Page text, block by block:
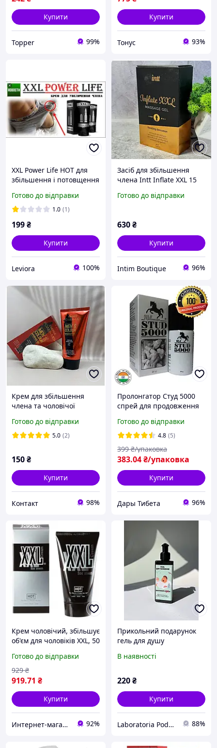
Купити
Topper 99%
Купити
Тонус 93%
XXL Power Life HOT для
збільшення і потовщення
статевого акту (XXL Павер
Лайф Хот)
Готово до відправки
1.0 (1)
199₴
Купити
Leviora 100%
Засіб для збільшення
члена Intt Inflate XXL 15
Готово до відправки
630₴
Купити
Intim Boutique 96%
Крем для збільшення
члена та чоловічої
крем-гель XXL. 80 г
Готово до відправки
5.0 (2)
150₴
Купити
Контакт 98%
Пролонгатор Студ 5000
спрей для продовження
20 мл, Індія
Готово до відправки
4.8 (5)
383.04₴/упаковка
399 ₴/упаковка
Купити
Дары Тибета 96%
Крем чоловічий, збільшує
об'єм для чоловіків XXL, 50
Готово до відправки
919.71 ₴
929 ₴
Купити
Интернет-магазин "Просто" 92%
Прикольний подарунок
гель для душу
В наявності
220₴
Купити
Laboratoria Podarynkiv 88%